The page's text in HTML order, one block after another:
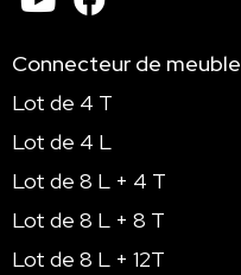
Connecteur de meuble
Lot de 4 T
Lot de 4 L
Lot de 8 L + 4 T
Lot de 8 L + 8 T
Lot de 8 L + 12T